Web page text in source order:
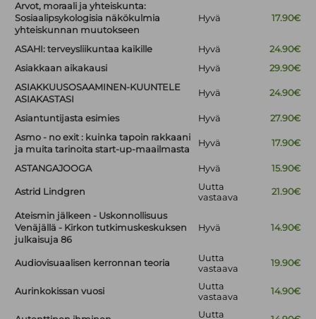
Arvot, moraali ja yhteiskunta:
Sosiaalipsykologisia näkökulmia
yhteiskunnan muutokseen
Hyvä 17.90€
ASAHI: terveysliikuntaa kaikille Hyvä
24.90€
Asiakkaan aikakausi
Hyvä
29.90€
ASIAKKUUSOSAAMINEN-KUUNTELE
ASIAKASTASI
Hyvä 24.90€
Asiantuntijasta esimies Hyvä
27.90€
Asmo - no exit : kuinka tapoin rakkaani
ja muita tarinoita start-up-maailmasta
Hyvä 17.90€
ASTANGAJOOGA Hyvä 15.90€
Astrid Lindgren
Uutta
vastaava
21.90€
Ateismin jälkeen - Uskonnollisuus
Venäjällä - Kirkon tutkimuskeskuksen
julkaisuja 86
Hyvä 14.90€
Audiovisuaalisen kerronnan teoria
Uutta
vastaava
19.90€
Aurinkokissan vuosi
Uutta
vastaava
14.90€
Uutta